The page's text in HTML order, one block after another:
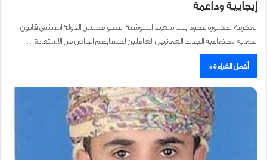
إيجابية وداعمة
المكرمة الدكتورة عهود بنت سعيد البلوشية، عضو مجلس الدولة استثنى قانون
الحماية الاجتماعية الجديد العمانيين العاملين لحسابهم الخاص من الاستفادة…
أكمل القراءة »